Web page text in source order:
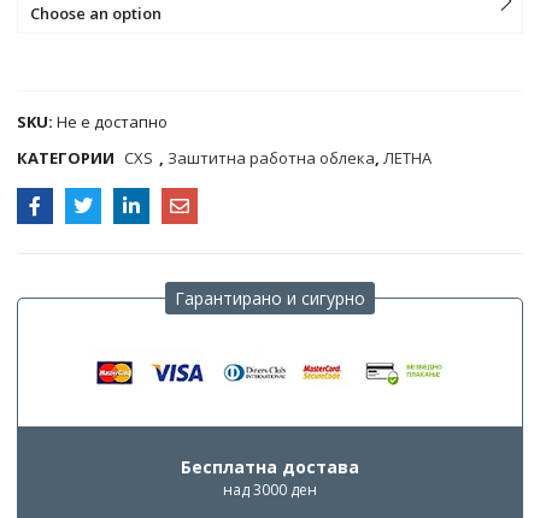
Choose an option
SKU:Не е достапно
КАТЕГОРИИ CXS , Заштитна работна облека,ЛЕТНА
Гарантирано и сигурно
Бесплатна достава
над 3000 ден